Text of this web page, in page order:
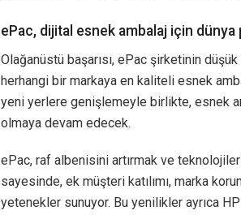
ePac, dijital esnek ambalaj için dünya
Olağanüstü başarısı, ePac şirketinin
herhangi bir markaya en kaliteli esnek
yeni yerlere genişlemeyle birlikte, esnek
olmaya devam edecek.
ePac, raf albenisini artırmak ve
sayesinde, ek müşteri katılımı, marka
yetenekler sunuyor. Bu yenilikler ayrıca